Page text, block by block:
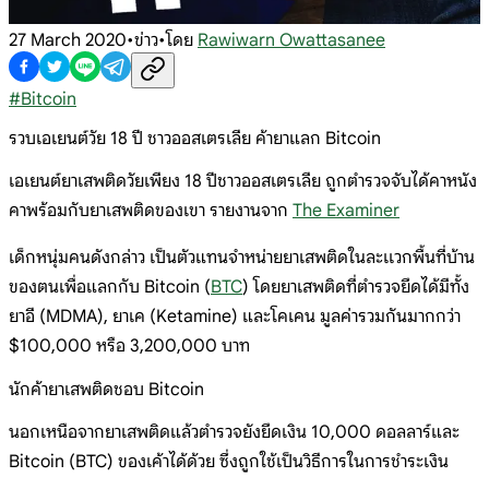
27 March 2020•ข่าว•โดย Rawiwarn Owattasanee
#Bitcoin
รวบเอเยนต์วัย 18 ปี ชาวออสเตรเลีย ค้ายาแลก Bitcoin
เอเยนต์ยาเสพติดวัยเพียง 18 ปีชาวออสเตรเลีย ถูกตำรวจจับได้คาหนัง
คาพร้อมกับยาเสพติดของเขา รายงานจาก The Examiner
เด็กหนุ่มคนดังกล่าว เป็นตัวแทนจำหน่ายยาเสพติดในละเเวกพื้นที่บ้าน
ของตนเพื่อแลกกับ Bitcoin (BTC) โดยยาเสพติดที่ตำรวจยึดได้มีทั้ง
ยาอี (MDMA), ยาเค (Ketamine) และโคเคน มูลค่ารวมกันมากกว่า
$100,000 หรือ 3,200,000 บาท
นักค้ายาเสพติดชอบ Bitcoin
นอกเหนือจากยาเสพติดแล้วตำรวจยังยึดเงิน 10,000 ดอลลาร์และ
Bitcoin (BTC) ของเค้าได้ด้วย ซึ่งถูกใช้เป็นวิธีการในการชำระเงิน